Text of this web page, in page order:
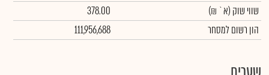
שווי שוק (א` ₪)
378.00
הון רשום למסחר
111,956,688